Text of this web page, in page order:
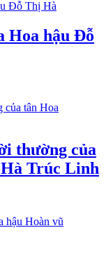
Hoa hậu Đỗ
thường của
Trúc Linh